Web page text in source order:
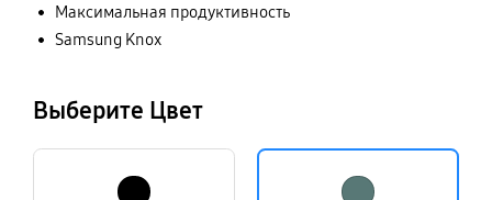
Максимальная продуктивность
Samsung Knox
Выберите Цвет